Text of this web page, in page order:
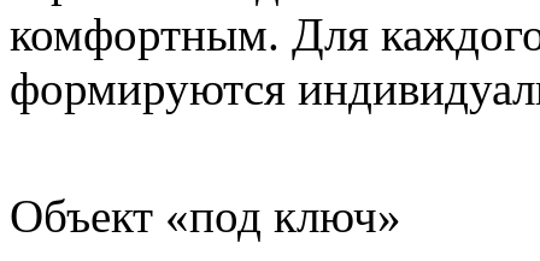
комфортным. Для каждого
формируются
Объект «под ключ»